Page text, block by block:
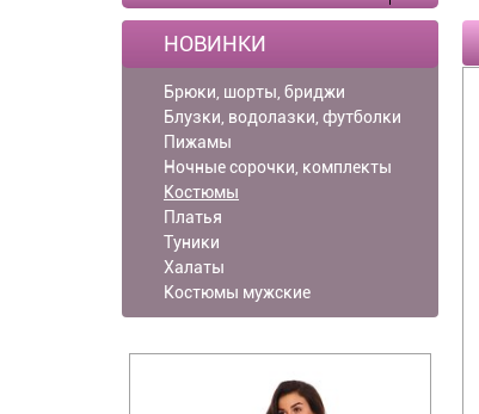
НОВИНКИ
Брюки, шорты, бриджи
Блузки, водолазки, футболки
Пижамы
Ночные сорочки, комплекты
Костюмы
Платья
Туники
Халаты
Костюмы мужские